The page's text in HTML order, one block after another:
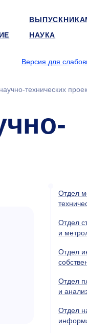
НАУКА
Версия для
технических
Отдел
Отдел
и
Отдел
Отдел
и
Отдел